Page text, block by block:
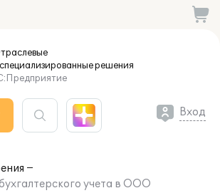
решения
Вход
учета в ООО